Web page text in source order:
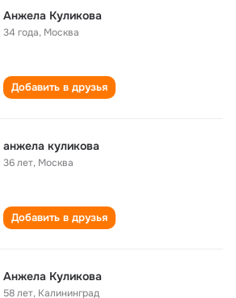
Анжела Куликова
34 года, Москва
Добавить в друзья
анжела куликова
36 лет, Москва
Добавить в друзья
Анжела Куликова
58 лет, Калининград